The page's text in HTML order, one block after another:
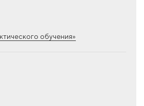
обучения»